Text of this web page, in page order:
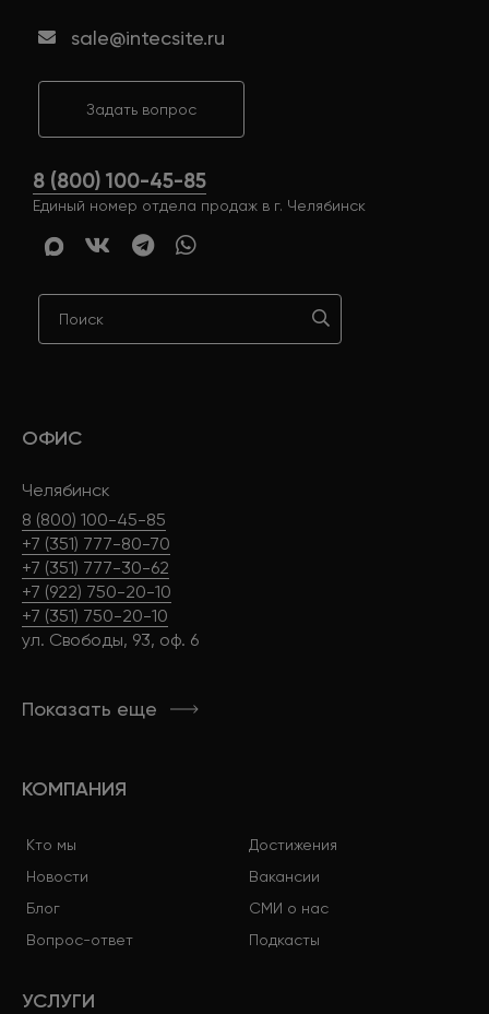
sale@intecsite.ru
Задать вопрос
8 (800) 100-45-85
Единый номер отдела продаж в г. Челябинск
ОФИС
Челябинск
8 (800) 100-45-85
+7 (351) 777-80-70
+7 (351) 777-30-62
+7 (922) 750-20-10
+7 (351) 750-20-10
ул. Свободы, 93, оф. 6
Показать еще
КОМПАНИЯ
Кто мы
Достижения
Новости
Вакансии
Блог
СМИ о нас
Вопрос-ответ
Подкасты
УСЛУГИ